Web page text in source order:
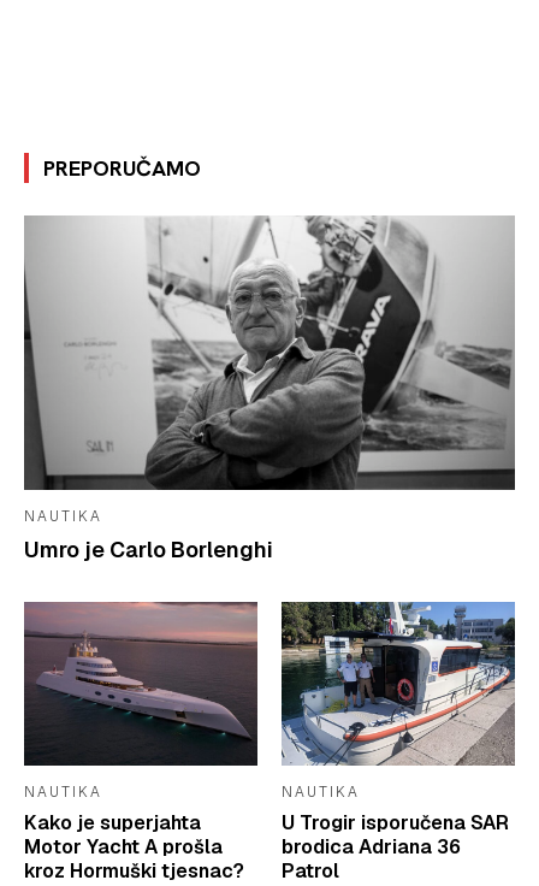
PREPORUČAMO
NAUTIKA
Umro je Carlo Borlenghi
NAUTIKA
Kako je superjahta
Motor Yacht A prošla
kroz Hormuški tjesnac?
NAUTIKA
U Trogir isporučena SAR
brodica Adriana 36
Patrol